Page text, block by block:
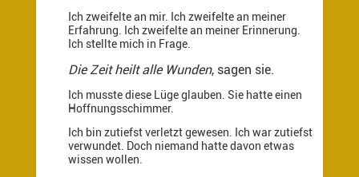
Ich zweifelte an mir. Ich zweifelte an meiner
Erfahrung. Ich zweifelte an meiner Erinnerung.
Ich stellte mich in Frage.
Die Zeit heilt alle Wunden, sagen sie.
Ich musste diese Lüge glauben. Sie hatte einen
Hoffnungsschimmer.
Ich bin zutiefst verletzt gewesen. Ich war zutiefst
verwundet. Doch niemand hatte davon etwas
wissen wollen.